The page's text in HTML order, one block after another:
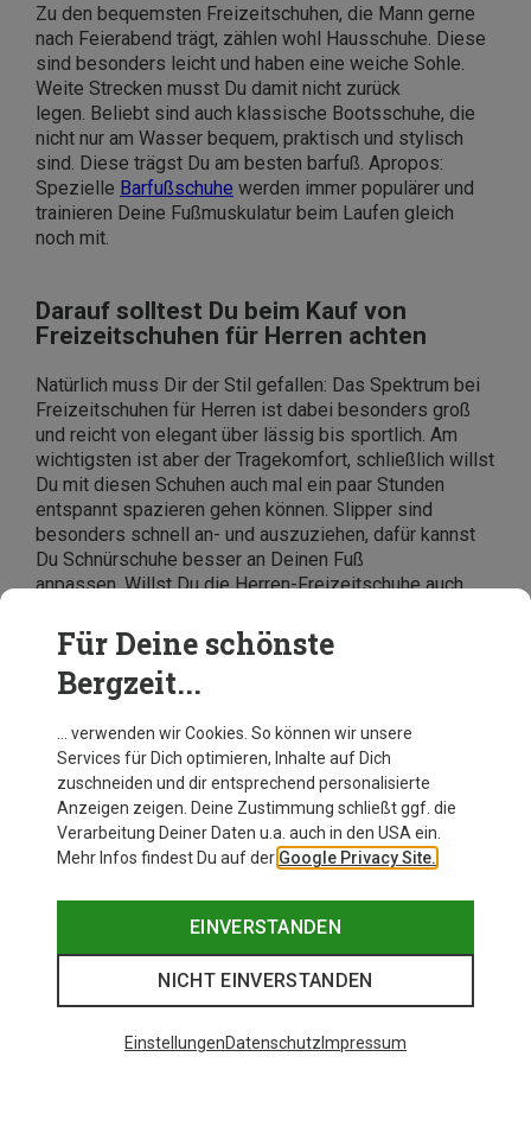
Zu den bequemsten Freizeitschuhen, die Mann gerne
nach Feierabend trägt, zählen wohl Hausschuhe. Diese
sind besonders leicht und haben eine weiche Sohle.
Weite Strecken musst Du damit nicht zurück
legen. Beliebt sind auch klassische Bootsschuhe, die
nicht nur am Wasser bequem, praktisch und stylisch
sind. Diese trägst Du am besten barfuß. Apropos:
Spezielle Barfußschuhe werden immer populärer und
trainieren Deine Fußmuskulatur beim Laufen gleich
noch mit.
Darauf solltest Du beim Kauf von
Freizeitschuhen für Herren achten
Natürlich muss Dir der Stil gefallen: Das Spektrum bei
Freizeitschuhen für Herren ist dabei besonders groß
und reicht von elegant über lässig bis sportlich. Am
wichtigsten ist aber der Tragekomfort, schließlich willst
Du mit diesen Schuhen auch mal ein paar Stunden
entspannt spazieren gehen können. Slipper sind
besonders schnell an- und auszuziehen, dafür kannst
Du Schnürschuhe besser an Deinen Fuß
anpassen. Willst Du die Herren-Freizeitschuhe auch
diese natürlich etwas funktionaler sein.
Für Deine schönste
Bergzeit...
… verwenden wir Cookies. So können wir unsere
Services für Dich optimieren, Inhalte auf Dich
zuschneiden und dir entsprechend personalisierte
Anzeigen zeigen. Deine Zustimmung schließt ggf. die
Verarbeitung Deiner Daten u.a. auch in den USA ein.
Mehr Infos findest Du auf der Google Privacy Site.
EINVERSTANDEN
NICHT EINVERSTANDEN
EinstellungenDatenschutz Impressum